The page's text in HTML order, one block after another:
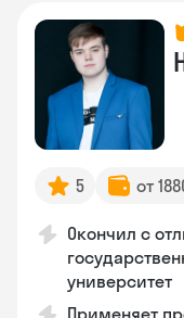
5 от
Окончил с
университет
Применяет